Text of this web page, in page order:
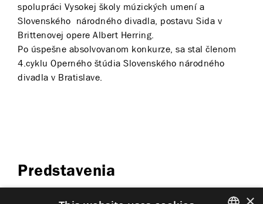
spolupráci Vysokej školy múzických umení a
Slovenského národného divadla, postavu Sida v
Brittenovej opere Albert Herring.
Po úspešne absolvovanom konkurze, sa stal členom
4.cyklu Operného štúdia Slovenského národného
divadla v Bratislave.
Predstavenia